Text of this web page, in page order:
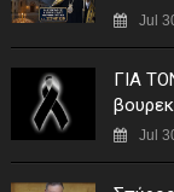
τουJul
ΓIA
Jul